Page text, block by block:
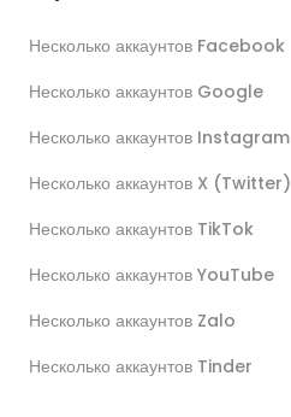
Несколько аккаунтов Facebook
Несколько аккаунтов Google
Несколько аккаунтов Instagram
Несколько аккаунтов X (Twitter)
Несколько аккаунтов TikTok
Несколько аккаунтов YouTube
Несколько аккаунтов Zalo
Несколько аккаунтов Tinder